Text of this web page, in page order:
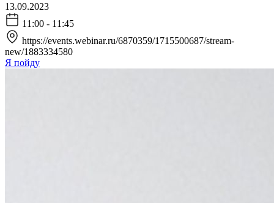
13.09.2023
11:00 - 11:45
https://events.webinar.ru/6870359/1715500687/stream-
new/1883334580
Я пойду